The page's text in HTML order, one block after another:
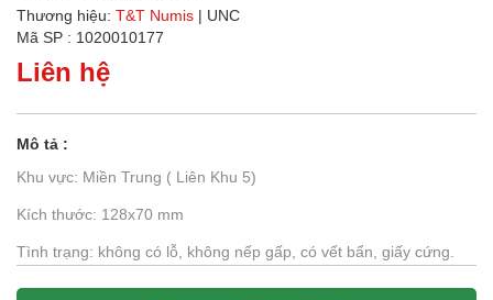
Thương hiệu: T&T Numis | UNC
Mã SP : 1020010177
Liên hệ
Mô tả :
Khu vực: Miền Trung ( Liên Khu 5)
Kích thước: 128x70 mm
Tình trạng: không có lỗ, không nếp gấp, có vết bẩn, giấy cứng.